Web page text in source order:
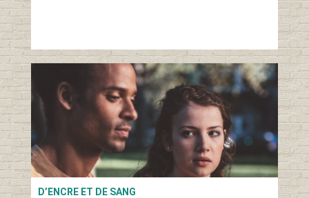
D’ENCRE ET DE SANG